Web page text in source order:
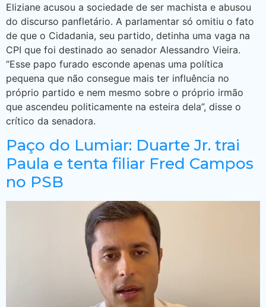
Eliziane acusou a sociedade de ser machista e abusou
do discurso panfletário. A parlamentar só omitiu o fato
de que o Cidadania, seu partido, detinha uma vaga na
CPI que foi destinado ao senador Alessandro Vieira.
“Esse papo furado esconde apenas uma política
pequena que não consegue mais ter influência no
próprio partido e nem mesmo sobre o próprio irmão
que ascendeu politicamente na esteira dela”, disse o
crítico da senadora.
Paço do Lumiar: Duarte Jr. trai
Paula e tenta filiar Fred Campos
no PSB